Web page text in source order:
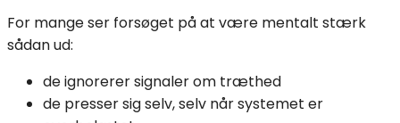
For mange ser forsøget på at være mentalt stærk
sådan ud:
de ignorerer signaler om træthed
de presser sig selv, selv når systemet er